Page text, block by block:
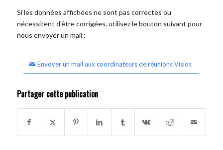
Si les données affichées ne sont pas correctes ou
nécessitent d'être corrigées, utilisez le bouton suivant pour
nous envoyer un mail :
Envoyer un mail aux coordinateurs de réunions Visios
Partager cette publication